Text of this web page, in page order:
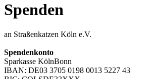
Spenden
an Straßenkatzen Köln e.V.
Spendenkonto
Sparkasse KölnBonn
IBAN: DE03 3705 0198 0013 5227 43